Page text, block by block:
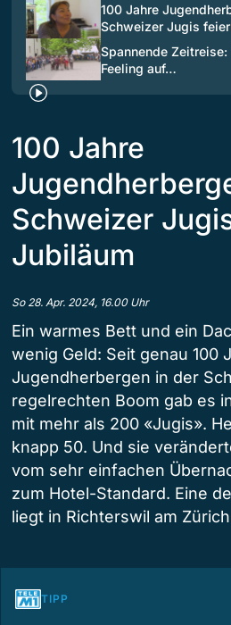
100 Jahre
Schweizer Jugis
Spannende
Feeling auf…
100 Jahre
Schweizer
Jubiläum
So 28. Apr. 2024, 16.00 Uhr
Ein warmes Bett und ein
wenig Geld: Seit genau 100
Jugendherbergen in der
regelrechten Boom gab es
mit mehr als 200 «Jugis».
knapp 50. Und sie
vom sehr einfachen
zum Hotel-Standard. Eine
liegt in Richterswil am
TIPP